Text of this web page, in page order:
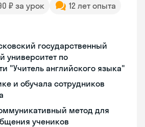
₽ за урок
12 лет опыта
государственный
университет по
"Учитель английского языка"
и обучала сотрудников
метод для
учеников